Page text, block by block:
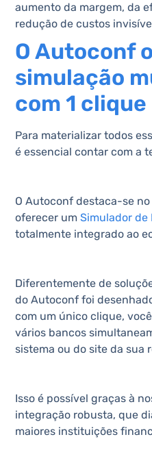
aumento da margem, da
redução de custos
O Autoconf
simulação
com 1 clique
Para materializar todos
é essencial contar com a
O Autoconf destaca-se
oferecer um Simulador de
totalmente integrado ao
Diferentemente de
do Autoconf foi
com um único clique,
vários bancos
sistema ou do site da sua
Isso é possível graças à
integração robusta, que
maiores instituições